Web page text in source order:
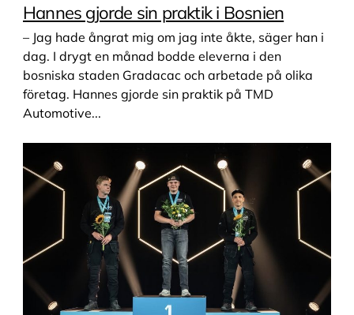
Hannes gjorde sin praktik i Bosnien
– Jag hade ångrat mig om jag inte åkte, säger han i
dag. I drygt en månad bodde eleverna i den
bosniska staden Gradacac och arbetade på olika
företag. Hannes gjorde sin praktik på TMD
Automotive...